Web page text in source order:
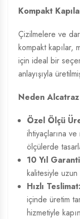
Kompakt
Çizilmelere ve
kompakt kapılar,
için ideal bir
anlayışıyla
Neden
Özel Ölçü
ihtiyaçlarına
ölçülerde
10 Yıl
kalitesiyle uzun
Hızlı Teslimat:
içinde üretim
hizmetiyle